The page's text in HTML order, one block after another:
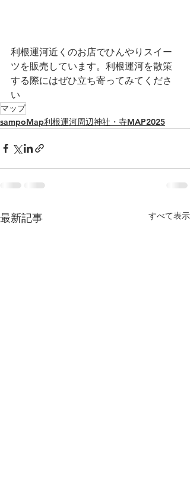
利根運河近くのお店でひんやりスイー
ツを販売しています。利根運河を散策
する際にはぜひ立ち寄ってみてくださ
い
マップ
sampoMap利根運河周辺神社・寺MAP2025
最新記事 すべて表示